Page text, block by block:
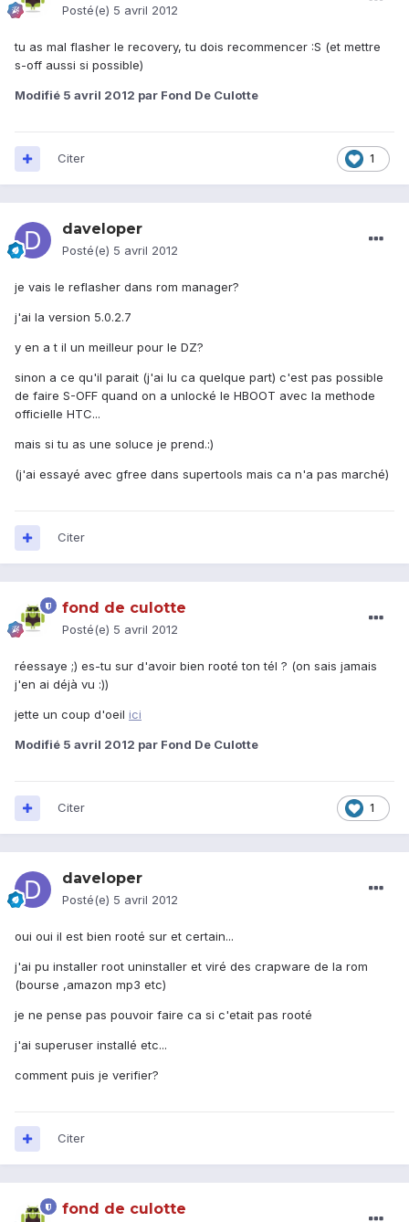
Posté(e) 5 avril 2012
tu as mal flasher le recovery, tu dois recommencer :S (et mettre
s-off aussi si possible)
Modifié 5 avril 2012 par Fond De Culotte
1
Citer
daveloper
Posté(e) 5 avril 2012
je vais le reflasher dans rom manager?
j'ai la version 5.0.2.7
y en a t il un meilleur pour le DZ?
sinon a ce qu'il parait (j'ai lu ca quelque part) c'est pas possible
de faire S-OFF quand on a unlocké le HBOOT avec la methode
officielle HTC...
mais si tu as une soluce je prend.:)
(j'ai essayé avec gfree dans supertools mais ca n'a pas marché)
Citer
fond de culotte
Posté(e) 5 avril 2012
réessaye ;) es-tu sur d'avoir bien rooté ton tél ? (on sais jamais
j'en ai déjà vu :))
jette un coup d'oeil ici
Modifié 5 avril 2012 par Fond De Culotte
1
Citer
daveloper
Posté(e) 5 avril 2012
oui oui il est bien rooté sur et certain...
j'ai pu installer root uninstaller et viré des crapware de la rom
(bourse ,amazon mp3 etc)
je ne pense pas pouvoir faire ca si c'etait pas rooté
j'ai superuser installé etc...
comment puis je verifier?
Citer
fond de culotte